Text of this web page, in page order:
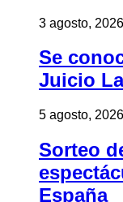
3 agosto, 2026
Se
Juicio
5 agosto, 2026
Sorteo
España